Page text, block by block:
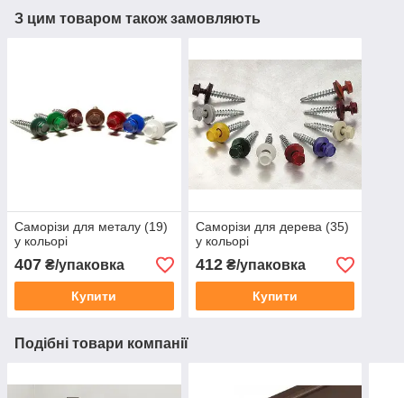
З цим товаром також замовляють
Саморізи для металу (19)
у кольорі
407 ₴/упаковка
Купити
Саморізи для дерева (35)
у кольорі
412₴/упаковка
Купити
Подібні товари компанії